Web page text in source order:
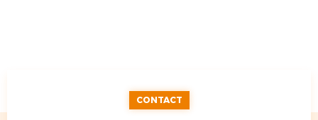
CONTACT